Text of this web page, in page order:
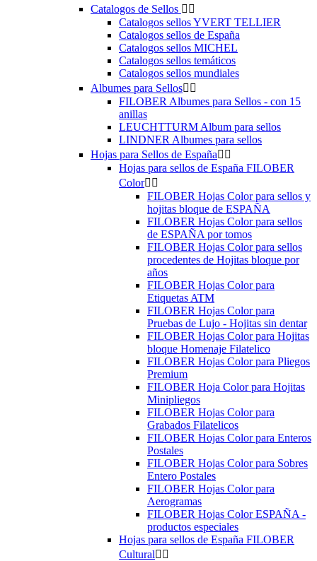
Catalogos de Sellos  
Catalogos sellos YVERT TELLIER
Catalogos sellos de España
Catalogos sellos MICHEL
Catalogos sellos temáticos
Catalogos sellos mundiales
Albumes para Sellos 
FILOBER Albumes para Sellos - con 15
anillas
LEUCHTTURM Album para sellos
LINDNER Albumes para sellos
Hojas para Sellos de España 
Hojas para sellos de España FILOBER
Color 
FILOBER Hojas Color para sellos y
hojitas bloque de ESPAÑA
FILOBER Hojas Color para sellos
de ESPAÑA por tomos
FILOBER Hojas Color para sellos
procedentes de Hojitas bloque por
años
FILOBER Hojas Color para
Etiquetas ATM
FILOBER Hojas Color para
Pruebas de Lujo - Hojitas sin dentar
FILOBER Hojas Color para Hojitas
bloque Homenaje Filatelico
FILOBER Hojas Color para Pliegos
Premium
FILOBER Hoja Color para Hojitas
Minipliegos
FILOBER Hojas Color para
Grabados Filatelicos
FILOBER Hojas Color para Enteros
Postales
FILOBER Hojas Color para Sobres
Entero Postales
FILOBER Hojas Color para
Aerogramas
FILOBER Hojas Color ESPAÑA -
productos especiales
Hojas para sellos de España FILOBER
Cultural 